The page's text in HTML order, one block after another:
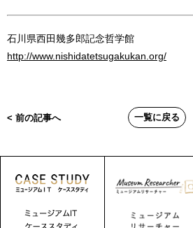
石川県西田幾多郎記念哲学館
http://www.nishidatetsugakukan.org/
< 前の記事へ 一覧に戻る